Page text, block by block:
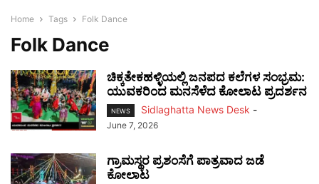
Home Tags Folk Dance
Folk Dance
ಚಿಕ್ಕತೇಕಹಳ್ಳಿಯಲ್ಲಿ ಜನಪದ ಕಲೆಗಳ ಸಂಭ್ರಮ:
ಯುವಕರಿಂದ ಮನಸೆಳೆದ ಕೋಲಾಟ ಪ್ರದರ್ಶನ
NEWS Sidlaghatta News Desk -
June 7, 2026
ಗ್ರಾಮಸ್ಥರ ಪ್ರಶಂಸೆಗೆ ಪಾತ್ರವಾದ ಜಡೆ
ಕೋಲಾಟ